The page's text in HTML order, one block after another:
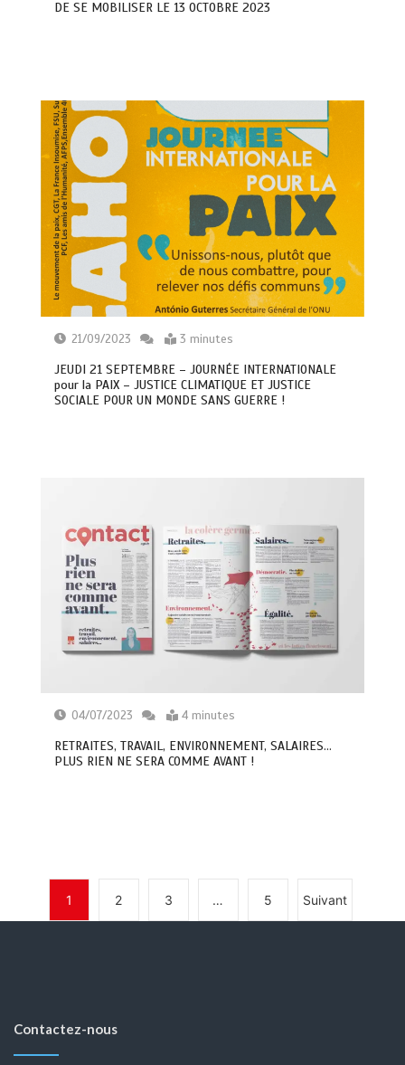
DE SE MOBILISER LE 13 OCTOBRE 2023
21/09/2023 3 minutes
JEUDI 21 SEPTEMBRE – JOURNÉE INTERNATIONALE
pour la PAIX – JUSTICE CLIMATIQUE ET JUSTICE
SOCIALE POUR UN MONDE SANS GUERRE !
04/07/2023 4 minutes
RETRAITES, TRAVAIL, ENVIRONNEMENT, SALAIRES…
PLUS RIEN NE SERA COMME AVANT !
1 2 3 … 5 Suivant
Contactez-nous